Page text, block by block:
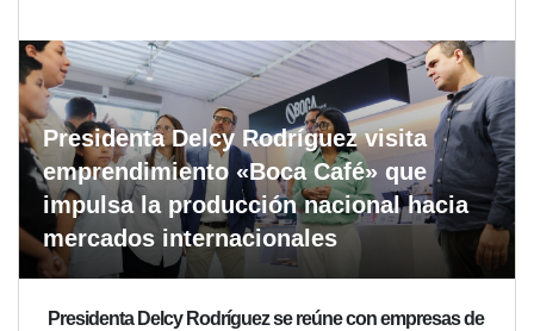
Presidenta Delcy Rodríguez visita
emprendimiento «Boca Café» que
impulsa la producción nacional hacia
mercados internacionales
Presidenta Delcy Rodríguez se reúne con empresas de